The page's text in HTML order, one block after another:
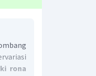
rona